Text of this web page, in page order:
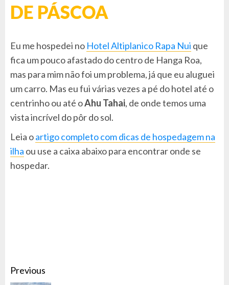
DE PÁSCOA
Eu me hospedei no Hotel Altiplanico Rapa Nui que
fica um pouco afastado do centro de Hanga Roa,
mas para mim não foi um problema, já que eu aluguei
um carro. Mas eu fui várias vezes a pé do hotel até o
centrinho ou até oAhu Tahai, de onde temos uma
vista incrível do pôr do sol.
Leia oartigo completo com dicas de hospedagem na
ilha ou use a caixa abaixo para encontrar onde se
hospedar.
CONTINUE
Previous